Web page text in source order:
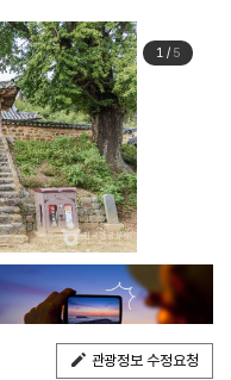
1/ 5
관광정보 수정요청